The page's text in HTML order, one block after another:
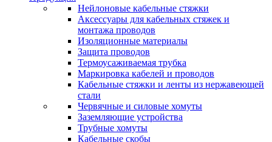
Нейлоновые кабельные стяжки
Аксессуары для кабельных стяжек и
монтажа проводов
Изоляционные материалы
Защита проводов
Термоусаживаемая трубка
Маркировка кабелей и проводов
Кабельные стяжки и ленты из нержавеющей
стали
Червячные и силовые хомуты
Заземляющие устройства
Трубные хомуты
Кабельные скобы